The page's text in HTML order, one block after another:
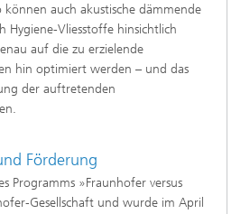
können auch akustische dämmende
Hygiene-Vliesstoffe hinsichtlich
auf die zu erzielende
hin optimiert werden – und das
der auftretenden
Förderung
Programms »Fraunhofer versus
Gesellschaft und wurde im April